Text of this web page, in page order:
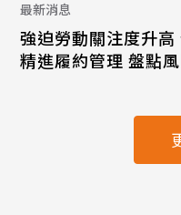
最新消息
強迫勞動關注度升
精進履約管理 盤點